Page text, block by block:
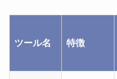
ツール名 特徴